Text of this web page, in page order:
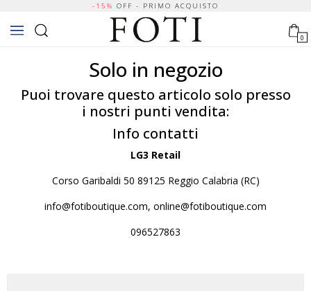
-15% OFF - PRIMO ACQUISTO
0
Solo in negozio
Puoi trovare questo articolo solo presso
i nostri punti vendita:
Info contatti
LG3 Retail
Corso Garibaldi 50 89125 Reggio Calabria (RC)
info@fotiboutique.com, online@fotiboutique.com
096527863